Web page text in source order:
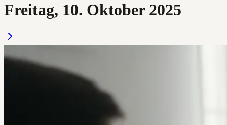
Freitag, 10. Oktober 2025